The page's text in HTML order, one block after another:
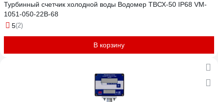
Турбинный счетчик холодной воды Водомер ТВСХ-50 IP68 VM-
1051-050-22B-68
5(2)
В корзину